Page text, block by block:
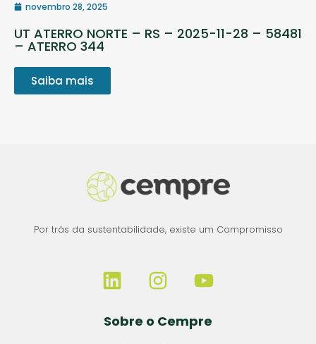
novembro 28, 2025
UT ATERRO NORTE – RS – 2025-11-28 – 58481
– ATERRO 344
Saiba mais
Por trás da sustentabilidade, existe um Compromisso
Sobre o Cempre